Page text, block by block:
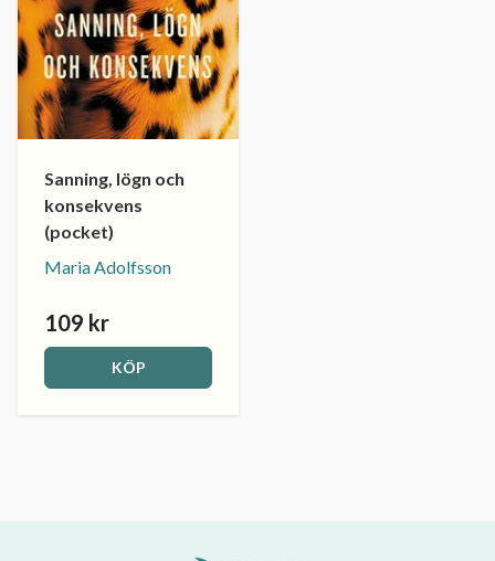
Sanning, lögn och
konsekvens
(pocket)
Maria Adolfsson
109 kr
KÖP